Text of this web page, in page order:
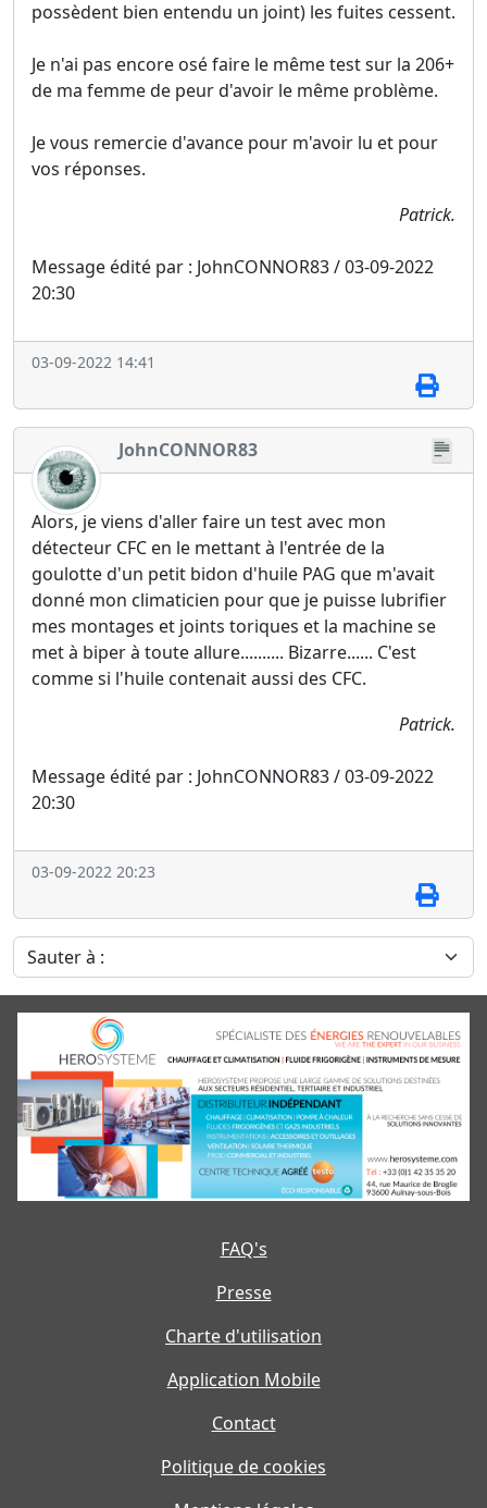
possèdent bien entendu un joint) les fuites cessent.
Je n'ai pas encore osé faire le même test sur la 206+
de ma femme de peur d'avoir le même problème.
Je vous remercie d'avance pour m'avoir lu et pour
vos réponses.
Patrick.
Message édité par : JohnCONNOR83 / 03-09-2022
20:30
03-09-2022 14:41
JohnCONNOR83
Alors, je viens d'aller faire un test avec mon
détecteur CFC en le mettant à l'entrée de la
goulotte d'un petit bidon d'huile PAG que m'avait
donné mon climaticien pour que je puisse lubrifier
mes montages et joints toriques et la machine se
met à biper à toute allure.......... Bizarre...... C'est
comme si l'huile contenait aussi des CFC.
Patrick.
Message édité par : JohnCONNOR83 / 03-09-2022
20:30
03-09-2022 20:23
Sauter à :
FAQ's
Presse
Charte d'utilisation
Application Mobile
Contact
Politique de cookies